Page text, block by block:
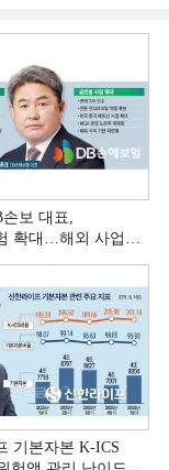
보 대표,
확대…해외 사업
기본자본 K-ICS